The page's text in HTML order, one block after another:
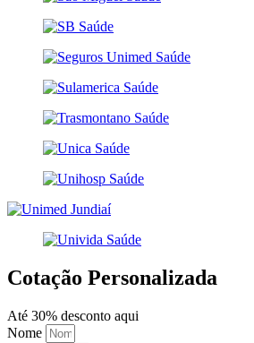
Cotação Personalizada
Até 30% desconto aqui
Nome